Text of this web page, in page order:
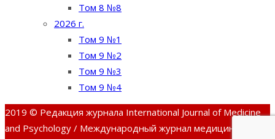
Том 8 №8
2026 г.
Том 9 №1
Том 9 №2
Том 9 №3
Том 9 №4
2019 © Редакция журнала International Journal of Medicine
and Psychology / Международный журнал медицины и